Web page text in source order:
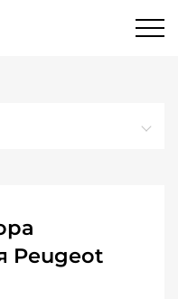
Peugeot